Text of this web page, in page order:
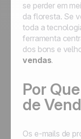
se perder em
da floresta. Se
toda a
ferramenta
dos bons e
vendas.
Por
de
Os e-mails de